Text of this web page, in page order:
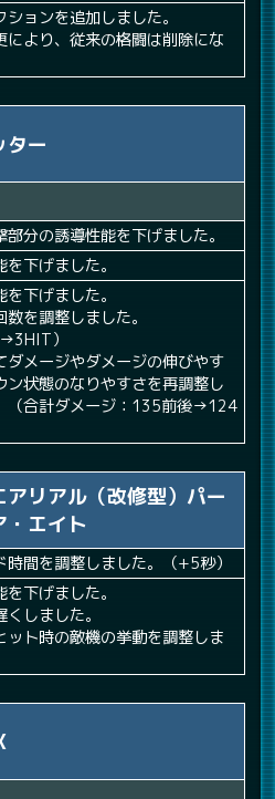
ションを追加しました。
により、従来の格闘は削除にな
ター
部分の誘導性能を下げました。
を下げました。
を下げました。
数を調整しました。
）
ダメージやダメージの伸びやす
ン状態のなりやすさを再調整し
（合計ダメージ：135前後→124
アリアル（改修型）パー
・エイト
時間を調整しました。（+5秒）
を下げました。
しました。
ット時の敵機の挙動を調整しま